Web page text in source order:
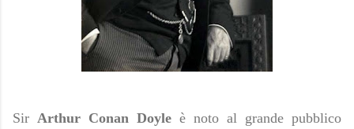
Sir Arthur Conan Doyle è noto al grande pubblico